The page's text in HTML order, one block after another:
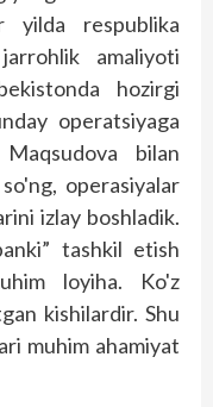
yilda respublika
amaliyoti
hozirgi
operatsiyaga
bilan
opera­siyalar
izlay boshladik.
tashkil etish
lo­yiha. Ko'z
kishilardir. Shu
muhim ahamiyat